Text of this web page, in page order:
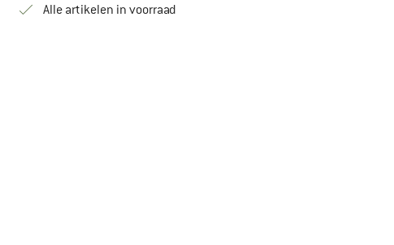
Alle artikelen in voorraad